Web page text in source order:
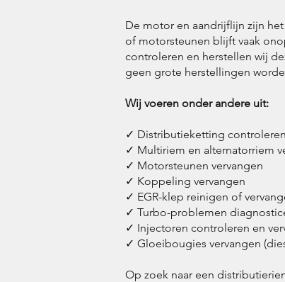
De motor en aandrijflijn zijn
of motorsteunen blijft vaak
controleren en herstellen wij
geen grote herstellingen
Wij voeren onder andere uit:
✓ Distributieketting
✓ Multiriem en alternatorriem
✓ Motorsteunen vervangen
✓ Koppeling vervangen
✓ EGR-klep reinigen of
✓ Turbo-problemen
✓ Injectoren controleren en
✓ Gloeibougies vervangen
Op zoek naar een